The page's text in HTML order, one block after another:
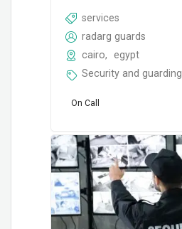
services
radarg guards
cairo,
egypt
Security and guarding
On Call